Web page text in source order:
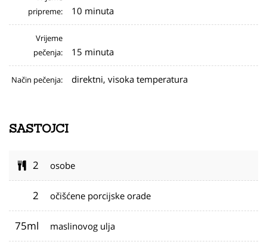
pripreme:
10 minuta
Vrijeme
pečenja:
15 minuta
Način pečenja: direktni, visoka temperatura
SASTOJCI
2 osobe
2 očišćene porcijske orade
75ml maslinovog ulja